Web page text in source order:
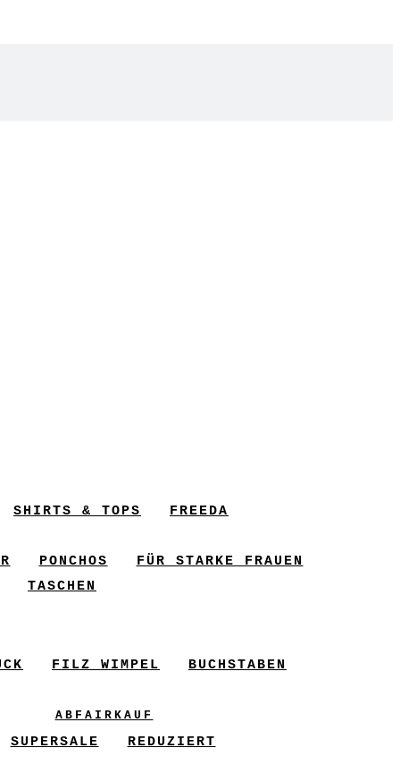
SHIRTS & TOPS FREEDA
PONCHOS
FÜR STARKE FRAUEN
TASCHEN
FILZ WIMPEL BUCHSTABEN
ABFAIRKAUF
SUPERSALE REDUZIERT